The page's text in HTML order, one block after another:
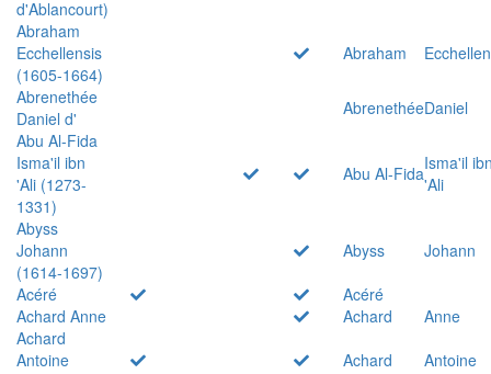
d'Ablancourt)
Abraham
Ecchellensis
(1605-1664)
Abraham
Abrenethée
Daniel d'
AbrenethéeDaniel
Abu Al-Fida
Isma'il ibn
'Ali (1273-
1331)
Abu Al-FidaIsma'il
'Ali
Abyss
Johann
(1614-1697)
Abyss
Johann
Acéré
Acéré
Achard Anne
Achard
Anne
Achard
Antoine
Achard
Antoine